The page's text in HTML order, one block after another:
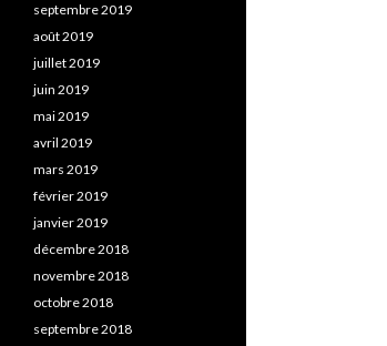
septembre 2019
août 2019
juillet 2019
juin 2019
mai 2019
avril 2019
mars 2019
février 2019
janvier 2019
décembre 2018
novembre 2018
octobre 2018
septembre 2018